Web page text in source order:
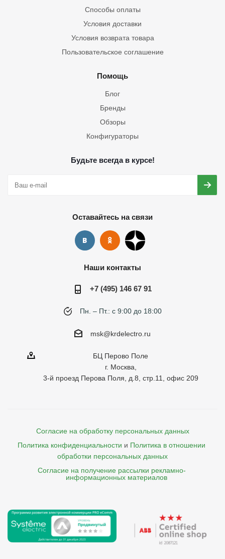
Способы оплаты
Условия доставки
Условия возврата товара
Пользовательское соглашение
Помощь
Блог
Бренды
Обзоры
Конфигураторы
Будьте всегда в курсе!
Оставайтесь на связи
Наши контакты
+7 (495) 146 67 91
Пн. – Пт.: с 9:00 до 18:00
msk@krdelectro.ru
БЦ Перово Поле
г. Москва,
3-й проезд Перова Поля, д.8, стр.11, офис 209
Согласие на обработку персональных данных
Политика конфиденциальности и Политика в отношении
обработки персональных данных
Согласие на получение рассылки рекламно-
    информационных материалов